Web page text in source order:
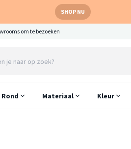
SHOP NU
om te bezoeken
Rond Materiaal Kleur